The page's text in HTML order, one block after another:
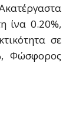
ίνα 0.20%,
σε
Φώσφορος